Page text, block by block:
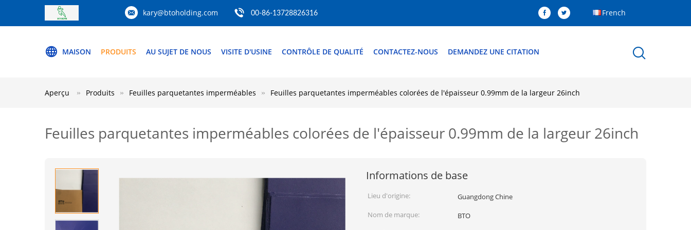
kary@btoholding.com 00-86-13728826316 French
MAISON PRODUITS AU SUJET DE NOUS VISITE D'USINE CONTRÔLE DE QUALITÉ CONTACTEZ-NOUS DEMANDEZ UNE CITATION
Aperçu Produits Feuilles parquetantes imperméables Feuilles parquetantes imperméables colorées de l'épaisseur 0.99mm de la largeur 26inch
Feuilles parquetantes imperméables colorées de l'épaisseur 0.99mm de la largeur 26inch
Informations de base
Lieu d'origine:
Guangdong Chine
Nom de marque:
BTO